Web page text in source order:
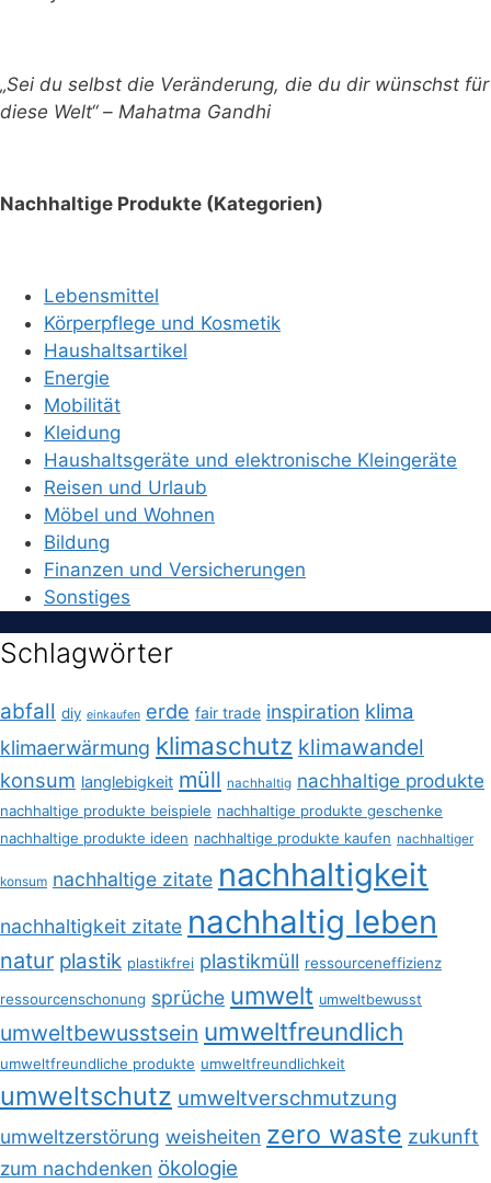
„Sei du selbst die Veränderung, die du dir wünschst für
diese Welt“ – Mahatma Gandhi
Nachhaltige Produkte (Kategorien)
Lebensmittel
Körperpflege und Kosmetik
Haushaltsartikel
Energie
Mobilität
Kleidung
Haushaltsgeräte und elektronische Kleingeräte
Reisen und Urlaub
Möbel und Wohnen
Bildung
Finanzen und Versicherungen
Sonstiges
Schlagwörter
abfall diy einkaufen erde fair trade inspiration klima
klimaerwärmung klimaschutz klimawandel
konsum langlebigkeit müll nachhaltig nachhaltige produkte
nachhaltige produkte beispiele nachhaltige produkte geschenke
nachhaltige produkte ideen nachhaltige produkte kaufen nachhaltiger
konsum nachhaltige zitate nachhaltigkeit
nachhaltigkeit zitate nachhaltig leben
natur plastik plastikfrei plastikmüll ressourceneffizienz
ressourcenschonung sprüche umwelt umweltbewusst
umweltbewusstsein umweltfreundlich
umweltfreundliche produkte umweltfreundlichkeit
umweltschutz umweltverschmutzung
umweltzerstörung weisheiten zero waste zukunft
zum nachdenken ökologie